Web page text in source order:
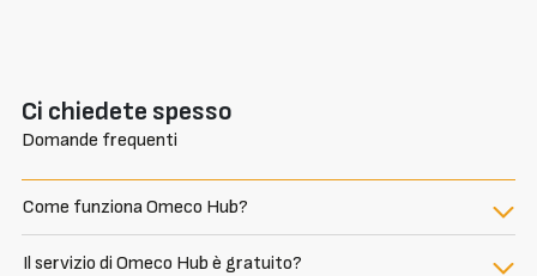
Ci chiedete spesso
Domande frequenti
Come funziona Omeco Hub?
Il servizio di Omeco Hub è gratuito?